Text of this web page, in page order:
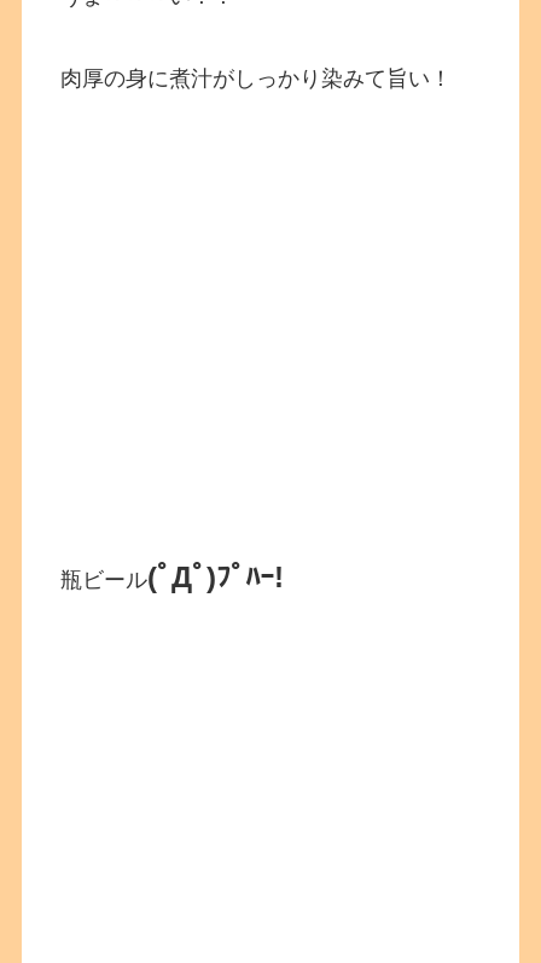
肉厚の身に煮汁がしっかり染みて旨い！
瓶ビール(ﾟДﾟ)ﾌﾟﾊｰ!